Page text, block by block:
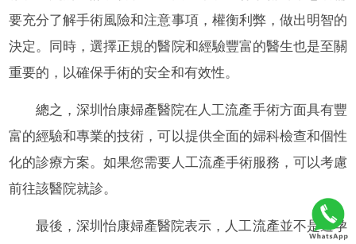
要充分了解手術風險和注意事項，權衡利弊，做出明智的
決定。同時，選擇正規的醫院和經驗豐富的醫生也是至關
重要的，以確保手術的安全和有效性。
總之，深圳怡康婦產醫院在人工流產手術方面具有豐
富的經驗和專業的技術，可以提供全面的婦科檢查和個性
化的診療方案。如果您需要人工流產手術服務，可以考慮
前往該醫院就診。
最後，深圳怡康婦產醫院表示，人工流產並不是避孕